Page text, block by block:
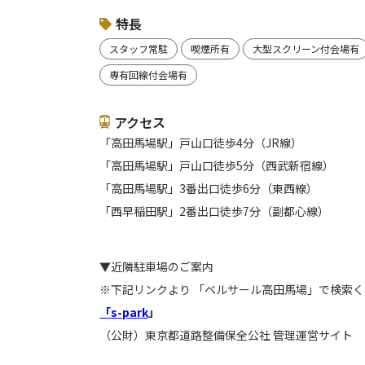
特長
スタッフ常駐 喫煙所有
大型スクリーン付会場有
専有回線付会場有
アクセス
「高田馬場駅」戸山口徒歩4分（JR線）
「高田馬場駅」戸山口徒歩5分（西武新宿線）
「高田馬場駅」3番出口徒歩6分（東西線）
「西早稲田駅」2番出口徒歩7分（副都心線）
▼近隣駐車場のご案内
※下記リンクより 「ベルサール高田馬場」で検索く
「s-park」
（公財）東京都道路整備保全公社 管理運営サイト